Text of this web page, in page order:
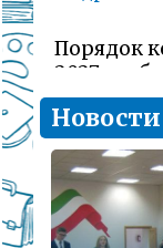
Порядок
2027
Комитет
Новости